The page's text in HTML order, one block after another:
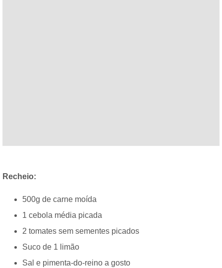
Recheio:
500g de carne moída
1 cebola média picada
2 tomates sem sementes picados
Suco de 1 limão
Sal e pimenta-do-reino a gosto